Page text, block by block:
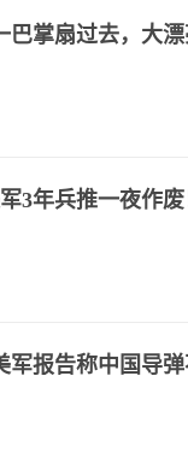
巴掌扇过去，大漂
3年兵推一夜作
军报告称中国导